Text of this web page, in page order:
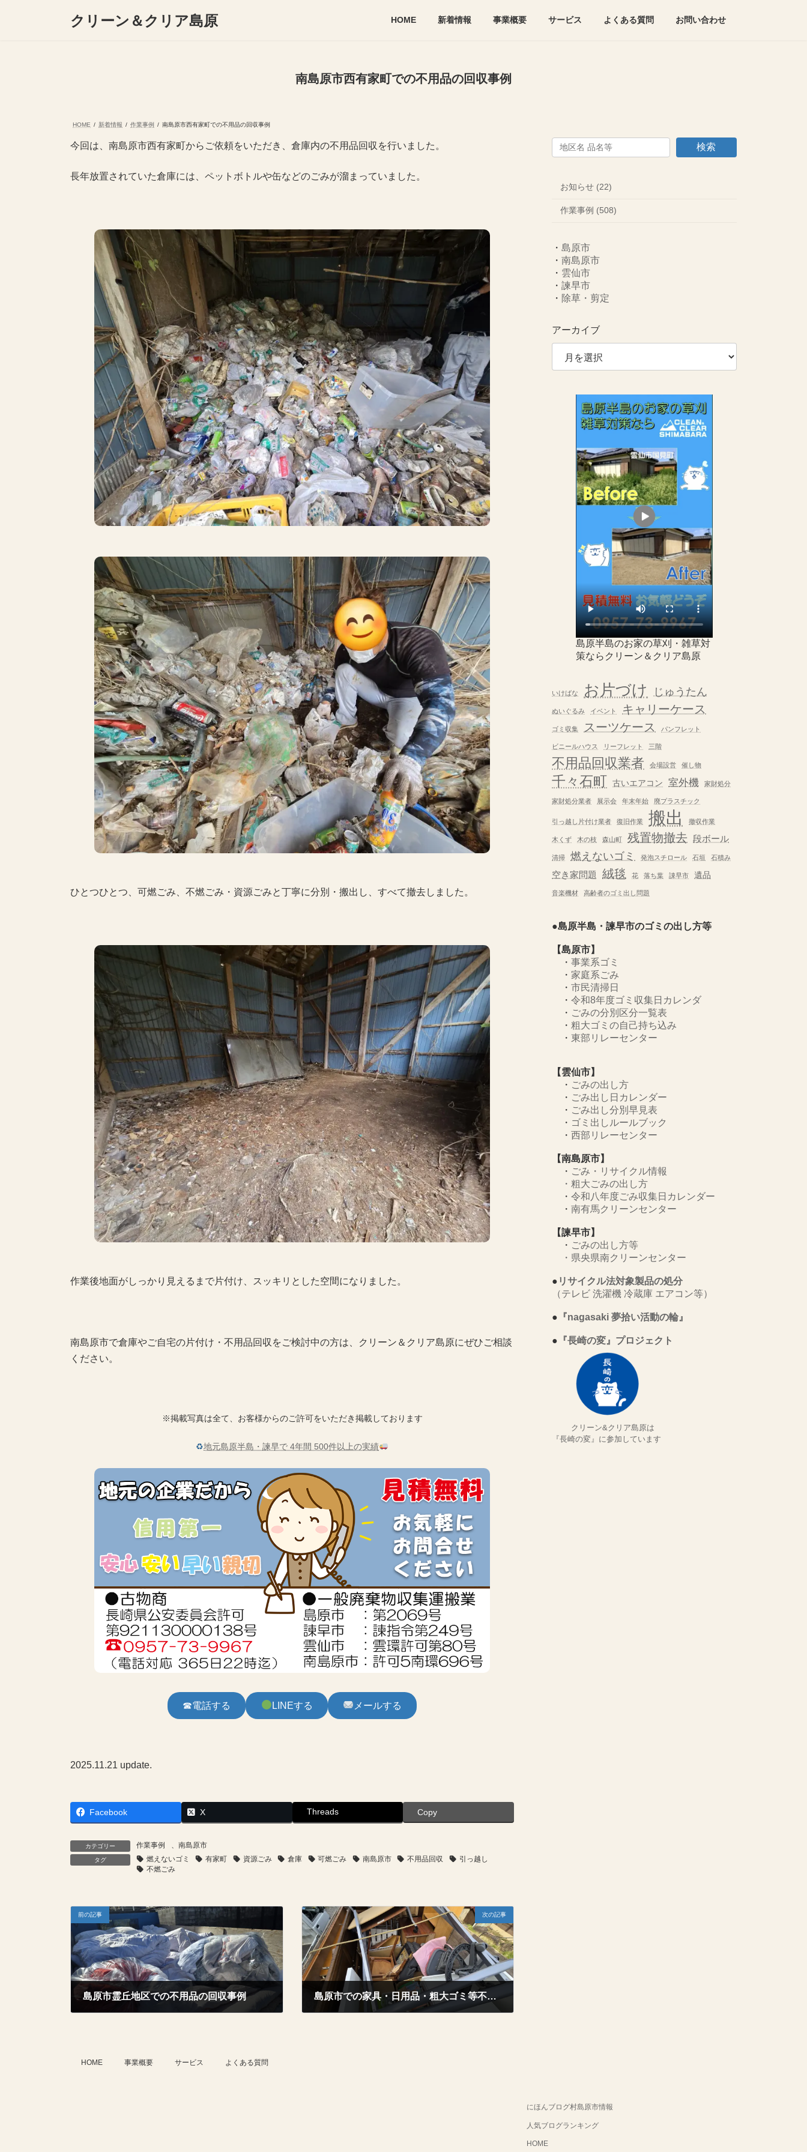
クリーン＆クリア島原 HOME 新着情報 事業概要 サービス よくある質問 お問い合わせ
南島原市西有家町での不用品の回収事例
HOME 新着情報 作業事例 南島原市西有家町での不用品の回収事例
今回は、南島原市西有家町からご依頼をいただき、倉庫内の不用品回収を行いました。
長年放置されていた倉庫には、ペットボトルや缶などのごみが溜まっていました。
ひとつひとつ、可燃ごみ、不燃ごみ・資源ごみと丁寧に分別・搬出し、すべて撤去しました。
作業後地面がしっかり見えるまで片付け、スッキリとした空間になりました。
南島原市で倉庫やご自宅の片付け・不用品回収をご検討中の方は、クリーン＆クリア島原にぜひご相談
ください。
※掲載写真は全て、お客様からのご許可をいただき掲載しております
♻地元島原半島・諫早で 4年間 500件以上の実績
☎電話する LINEする メールする
2025.11.21 update.
Facebook X Threads Copy
カテゴリー 作業事例 、 南島原市
タグ 燃えないゴミ 有家町 資源ごみ 倉庫 可燃ごみ 南島原市 不用品回収
引っ越し
不燃ごみ
前の記事
島原市霊丘地区での不用品の回収事例
次の記事
島原市での家具・日用品・粗大ゴミ等不用品回収事例（有明町）
検索
お知らせ (22)
作業事例 (508)
・島原市
・南島原市
・ 雲仙市
・諫早市
・ 除草・剪定
アーカイブ
島原半島のお家の草刈・雑草対
策ならクリーン＆クリア島原
いけばな お片づけ じゅうたん
ぬいぐるみ イベント キャリーケース
ゴミ収集 スーツケース パンフレット
ビニールハウス リーフレット 三階
不用品回収業者 会場設営 催し物
千々石町 古いエアコン 室外機 家財処分
家財処分業者 展示会 年末年始 廃プラスチック
引っ越し片付け業者 復旧作業 搬出 撤収作業
木くず 木の枝 森山町 残置物撤去 段ボール
清掃 燃えないゴミ 発泡スチロール 石垣 石積み
空き家問題 絨毯 花 落ち葉 諌早市 遺品
音楽機材 高齢者のゴミ出し問題
●島原半島・諫早市のゴミの出し方等
【島原市】
・事業系ゴミ
・ 家庭系ごみ
・市民清掃日
・令和8年度ゴミ収集日カレンダ
・ ごみの分別区分一覧表
・粗大ゴミの自己持ち込み
・東部リレーセンター
【雲仙市】
・ ごみの出し方
・ ごみ出し日カレンダー
・ ごみ出し分別早見表
・ ゴミ出しルールブック
・西部リレーセンター
【南島原市】
・ ごみ・リサイクル情報
・粗大ごみの出し方
・令和八年度ごみ収集日カレンダー
・南有馬クリーンセンター
【諫早市】
・ ごみの出し方等
・ 県央県南クリーンセンター
● リサイクル法対象製品の処分
（テレビ 洗濯機 冷蔵庫 エアコン等）
● 『nagasaki 夢拾い活動の輪』
● 『長崎の変』プロジェクト
クリーン&クリア島原は
『長崎の変』に参加しています
HOME 事業概要 サービス よくある質問
にほんブログ村島原市情報
人気ブログランキング
HOME